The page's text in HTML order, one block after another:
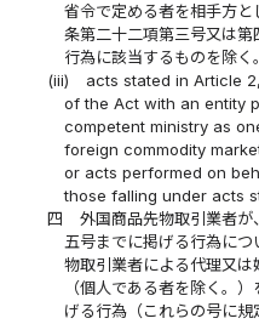
省令で定める者を相手方
条第二十二項第三号又は
行為に該当するものを除く
(iii)
acts stated in Article
of the Act with an entity
competent ministry as
foreign commodity
or acts performed on
those falling under acts
四
外国商品先物取引業者
五号までに掲げる行為に
物取引業者による代理又
（個人である者を除く。
げる行為（これらの号に